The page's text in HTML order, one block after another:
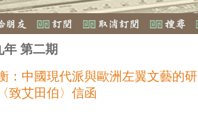
第二期
：中國現代派與歐洲左翼文藝的
致艾田伯〉信函